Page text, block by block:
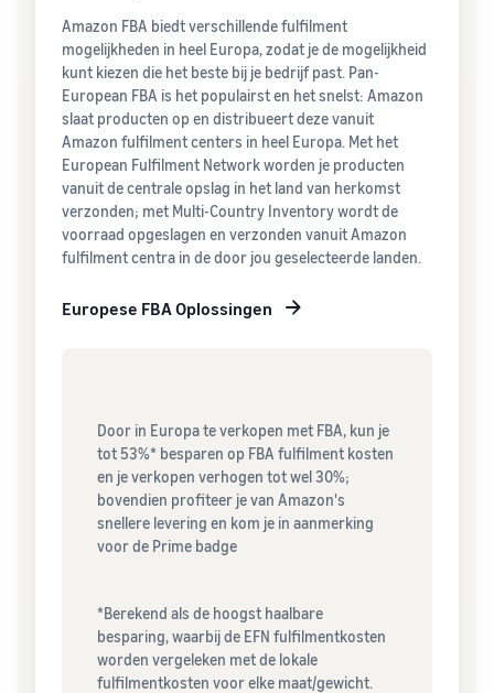
Amazon FBA biedt verschillende fulfilment
mogelijkheden in heel Europa, zodat je de mogelijkheid
kunt kiezen die het beste bij je bedrijf past. Pan-
European FBA is het populairst en het snelst: Amazon
slaat producten op en distribueert deze vanuit
Amazon fulfilment centers in heel Europa. Met het
European Fulfilment Network worden je producten
vanuit de centrale opslag in het land van herkomst
verzonden; met Multi-Country Inventory wordt de
voorraad opgeslagen en verzonden vanuit Amazon
fulfilment centra in de door jou geselecteerde landen.
Europese FBA Oplossingen
Door in Europa te verkopen met FBA, kun je
tot 53%* besparen op FBA fulfilment kosten
en je verkopen verhogen tot wel 30%;
bovendien profiteer je van Amazon's
snellere levering en kom je in aanmerking
voor de Prime badge
*Berekend als de hoogst haalbare
besparing, waarbij de EFN fulfilmentkosten
worden vergeleken met de lokale
fulfilmentkosten voor elke maat/gewicht.